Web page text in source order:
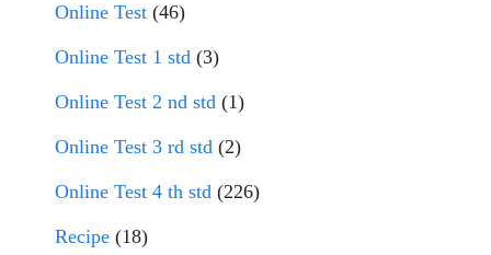
Online Test (46)
Online Test 1 std (3)
Online Test 2 nd std (1)
Online Test 3 rd std (2)
Online Test 4 th std (226)
Recipe (18)